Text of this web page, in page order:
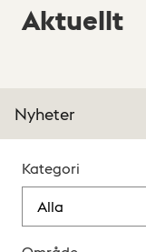
Aktuellt
Nyheter
Kategori